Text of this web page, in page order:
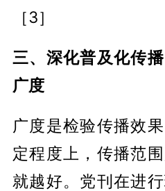
［3］
三、深化普及化传
广度
广度是检验传播效
定程度上，传播范
就越好。党刊在进